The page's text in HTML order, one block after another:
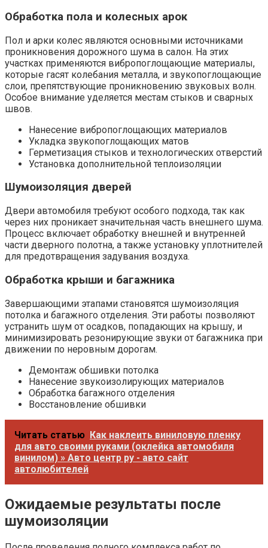
Обработка пола и колесных арок
Пол и арки колес являются основными источниками
проникновения дорожного шума в салон. На этих
участках применяются вибропоглощающие материалы,
которые гасят колебания металла, и звукопоглощающие
слои, препятствующие проникновению звуковых волн.
Особое внимание уделяется местам стыков и сварных
швов.
Нанесение вибропоглощающих материалов
Укладка звукопоглощающих матов
Герметизация стыков и технологических отверстий
Установка дополнительной теплоизоляции
Шумоизоляция дверей
Двери автомобиля требуют особого подхода, так как
через них проникает значительная часть внешнего шума.
Процесс включает обработку внешней и внутренней
части дверного полотна, а также установку уплотнителей
для предотвращения задувания воздуха.
Обработка крыши и багажника
Завершающими этапами становятся шумоизоляция
потолка и багажного отделения. Эти работы позволяют
устранить шум от осадков, попадающих на крышу, и
минимизировать резонирующие звуки от багажника при
движении по неровным дорогам.
Демонтаж обшивки потолка
Нанесение звукоизолирующих материалов
Обработка багажного отделения
Восстановление обшивки
Читать статью Как наклеить виниловую пленку
для авто своими руками (оклейка автомобиля
винилом) » Авто центр ру - авто сайт
автолюбителей
Ожидаемые результаты после
шумоизоляции